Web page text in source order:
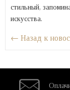
стильный,
искусства.
← Назад к